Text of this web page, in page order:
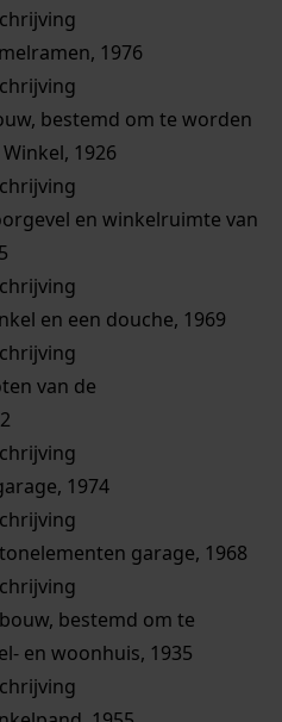
1976
bestemd om te worden
1926
en winkelruimte van
en een douche, 1969
van de
1974
garage, 1968
bestemd om te
en woonhuis, 1935